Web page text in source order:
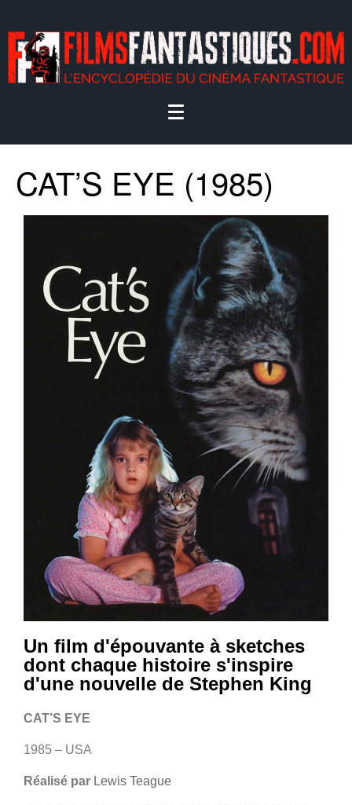
CAT’S EYE (1985)
Un film d'épouvante à sketches
dont chaque histoire s'inspire
d'une nouvelle de Stephen King
CAT’S EYE
1985 – USA
Réalisé par Lewis Teague